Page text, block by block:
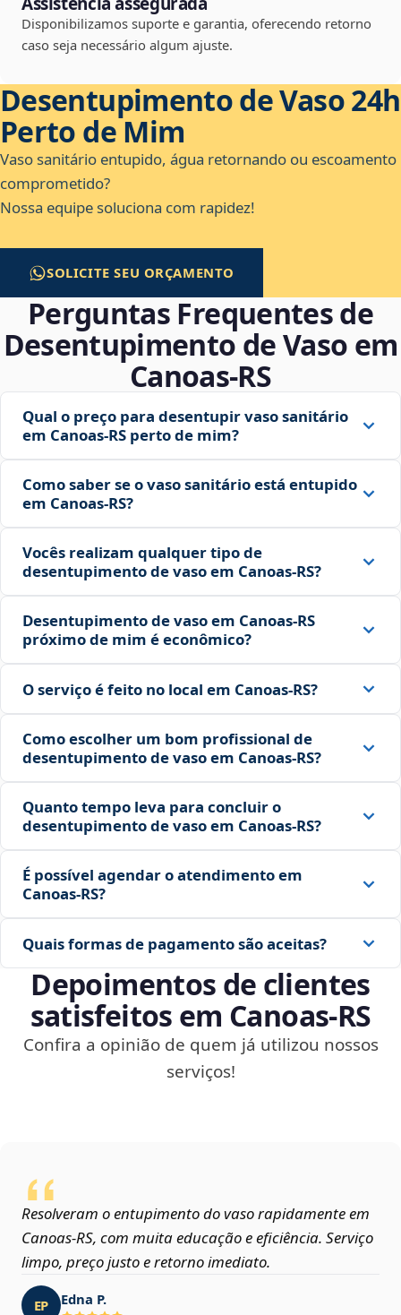
Disponibilizamos suporte e garantia, oferecendo retorno
caso seja necessário algum ajuste.
Desentupimento de Vaso 24h
Perto de Mim
Vaso sanitário entupido, água retornando ou escoamento
comprometido?
Nossa equipe soluciona com rapidez!
SOLICITE SEU ORÇAMENTO
Perguntas Frequentes de
Desentupimento de Vaso em
Canoas‑RS
Qual o preço para desentupir vaso sanitário
em Canoas‑RS perto de mim?
Como saber se o vaso sanitário está entupido
em Canoas‑RS?
Vocês realizam qualquer tipo de
desentupimento de vaso em Canoas‑RS?
Desentupimento de vaso em Canoas‑RS
próximo de mim é econômico?
O serviço é feito no local em Canoas‑RS?
Como escolher um bom profissional de
desentupimento de vaso em Canoas‑RS?
Quanto tempo leva para concluir o
desentupimento de vaso em Canoas‑RS?
É possível agendar o atendimento em
Canoas‑RS?
Quais formas de pagamento são aceitas?
Depoimentos de clientes
satisfeitos em Canoas‑RS
Confira a opinião de quem já utilizou nossos
serviços!
Resolveram o entupimento do vaso rapidamente em
Canoas‑RS, com muita educação e eficiência. Serviço
limpo, preço justo e retorno imediato.
EP Edna P.